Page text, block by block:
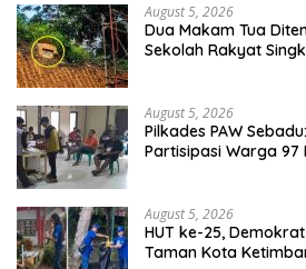
August 5, 2026
Dua Makam Tua
Sekolah Rakyat
August 5, 2026
Pilkades PAW
Partisipasi Warga 97
August 5, 2026
HUT ke-25,
Taman Kota